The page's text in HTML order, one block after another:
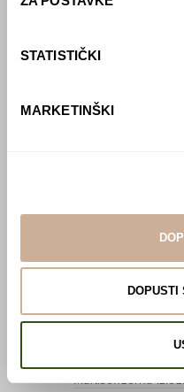
STATISTIČKI
MARKETINŠKI
DOPUSTI
National
Prodaja
Multisenzorna